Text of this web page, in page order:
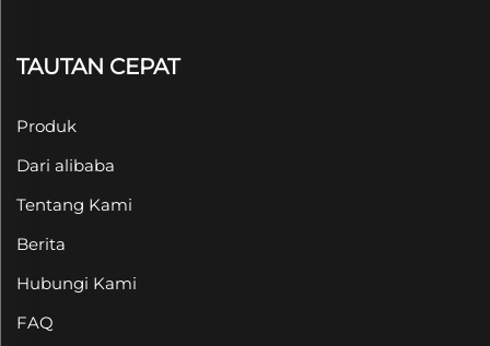
TAUTAN CEPAT
Produk
Dari alibaba
Tentang Kami
Berita
Hubungi Kami
FAQ